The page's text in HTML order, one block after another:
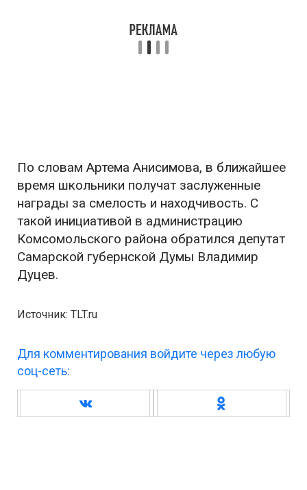
По словам Артема Анисимова, в ближайшее
время школьники получат заслуженные
награды за смелость и находчивость. С
такой инициативой в администрацию
Комсомольского района обратился депутат
Самарской губернской Думы Владимир
Дуцев.
Источник: TLT.ru
Для комментирования войдите через любую
соц-сеть: